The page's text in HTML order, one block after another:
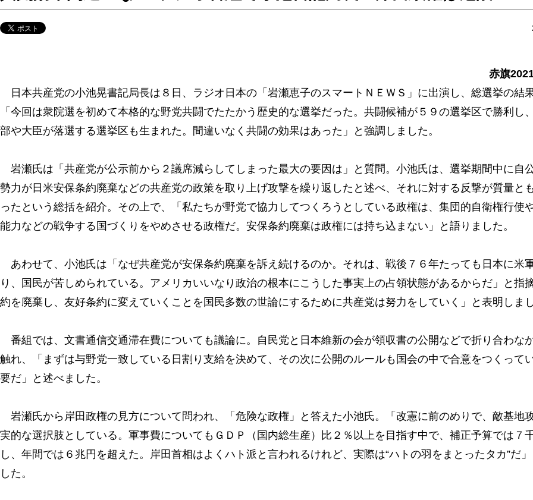
赤旗
日本共産党の小池晃書記局長は８日、ラジオ日本の「岩瀬恵子のスマートＮＥＷＳ」に出演し、総選挙の結
「今回は衆院選を初めて本格的な野党共闘でたたかう歴史的な選挙だった。共闘候補が５９の選挙区で勝利し
部や大臣が落選する選挙区も生まれた。間違いなく共闘の効果はあった」と強調しました。
岩瀬氏は「共産党が公示前から２議席減らしてしまった最大の要因は」と質問。小池氏は、選挙期間中に自
勢力が日米安保条約廃棄などの共産党の政策を取り上げ攻撃を繰り返したと述べ、それに対する反撃が質量と
ったという総括を紹介。その上で、「私たちが野党で協力してつくろうとしている政権は、集団的自衛権行使
能力などの戦争する国づくりをやめさせる政権だ。安保条約廃棄は政権には持ち込まない」と語りました。
あわせて、小池氏は「なぜ共産党が安保条約廃棄を訴え続けるのか。それは、戦後７６年たっても日本に米
り、国民が苦しめられている。アメリカいいなり政治の根本にこうした事実上の占領状態があるからだ」と指
約を廃棄し、友好条約に変えていくことを国民多数の世論にするために共産党は努力をしていく」と表明しまし
番組では、文書通信交通滞在費についても議論に。自民党と日本維新の会が領収書の公開などで折り合わな
触れ、「まずは与野党一致している日割り支給を決めて、その次に公開のルールも国会の中で合意をつくって
要だ」と述べました。
岩瀬氏から岸田政権の見方について問われ、「危険な政権」と答えた小池氏。「改憲に前のめりで、敵基地
実的な選択肢としている。軍事費についてもＧＤＰ（国内総生産）比２％以上を目指す中で、補正予算では７
し、年間では６兆円を超えた。岸田首相はよくハト派と言われるけれど、実際は“ハトの羽をまとったタカ”だ
した。